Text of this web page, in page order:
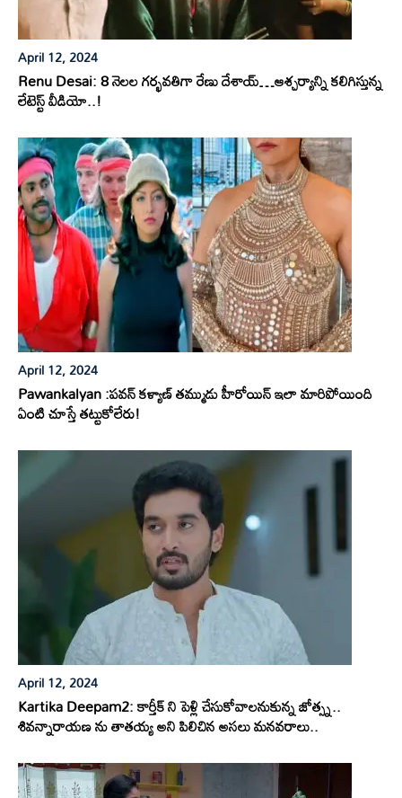
April 12, 2024
Renu Desai: 8 నెలల గర్భవతిగా రేణు దేశాయ్…ఆశ్చర్యాన్ని కలిగిస్తున్న
లేటెస్ట్ వీడియో..!
April 12, 2024
Pawankalyan :పవన్ కళ్యాణ్ తమ్ముడు హీరోయిన్ ఇలా మారిపోయింది
ఏంటి చూస్తే తట్టుకోలేరు!
April 12, 2024
Kartika Deepam2: కార్తీక్ ని పెళ్లి చేసుకోవాలనుకున్న జోత్స్న..
శివన్నారాయణ ను తాతయ్య అని పిలిచిన అసలు మనవరాలు..